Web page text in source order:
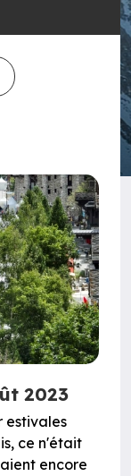
2023
estivales
ce n'était
encore